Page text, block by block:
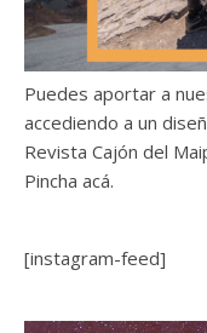
Puedes aportar a
accediendo a un
Revista Cajón del
Pincha acá.
[instagram-feed]